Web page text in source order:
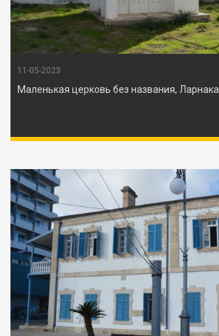
11-05-2023
Маленькая церковь без названия, Ларнака